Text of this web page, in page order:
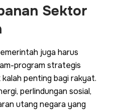
Sektor
juga harus
program strategis
penting bagi rakyat.
perlindungan sosial,
utang negara yang